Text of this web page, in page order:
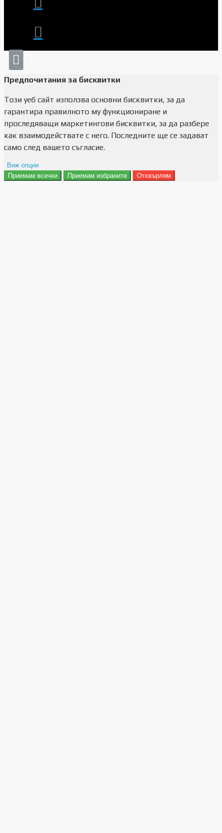
Предпочитания за бисквитки
Този уеб сайт използва основни бисквитки, за да
гарантира правилното му функциониране и
проследяващи маркетингови бисквитки, за да разбере
как взаимодействате с него. Последните ще се задават
само след вашето съгласие.
Виж опции
Препочитания за реклами
Приемам всички Приемам избраните Отхвърлям